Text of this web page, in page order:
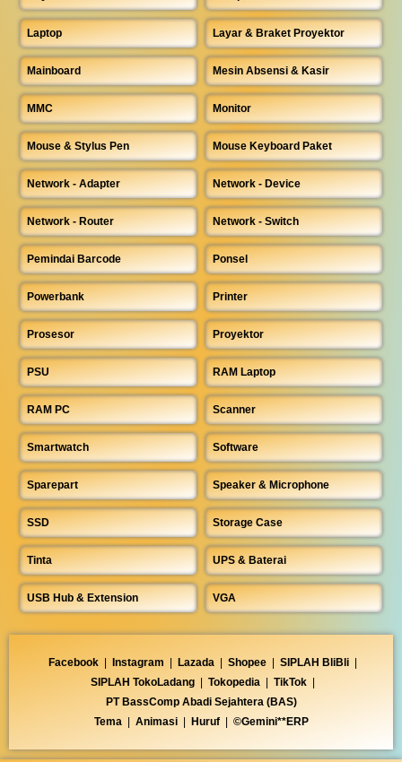
Laptop Layar & Braket Proyektor
Mainboard Mesin Absensi & Kasir
MMC Monitor
Mouse & Stylus Pen Mouse Keyboard Paket
Network - Adapter Network - Device
Network - Router Network - Switch
Pemindai Barcode Ponsel
Powerbank Printer
Prosesor Proyektor
PSU RAM Laptop
RAM PC Scanner
Smartwatch Software
Sparepart Speaker & Microphone
SSD Storage Case
Tinta UPS & Baterai
USB Hub & Extension VGA
Facebook | Instagram | Lazada | Shopee | SIPLAH BliBli |
SIPLAH TokoLadang | Tokopedia | TikTok |
PT BassComp Abadi Sejahtera (BAS)
Tema | Animasi | Huruf | ©Gemini**ERP